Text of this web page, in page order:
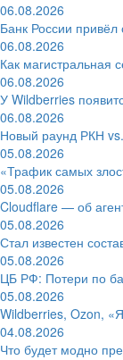
06.08.2026
Банк России привёл
06.08.2026
Как магистральная
06.08.2026
У Wildberries
06.08.2026
Новый раунд РКН
05.08.2026
«Трафик самых
05.08.2026
Cloudflare — об
05.08.2026
Стал известен
05.08.2026
ЦБ РФ: Потери по
05.08.2026
Wildberries, Ozon,
04.08.2026
Что будет модно